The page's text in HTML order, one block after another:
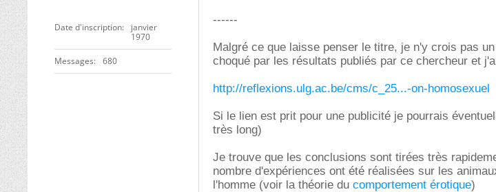
Date d'inscription
janvier
1970
Messages 680
------
Malgré ce que laisse penser le titre, je n'y crois pas
choqué par les résultats publiés par ce chercheur et
http://reflexions.ulg.ac.be/cms/c_25...-on-homosexuel
Si le lien est prit pour une publicité je pourrais
très long)
Je trouve que les conclusions sont tirées très
nombre d'expériences ont été réalisées sur les
l'homme (voir la théorie du comportement érotique)